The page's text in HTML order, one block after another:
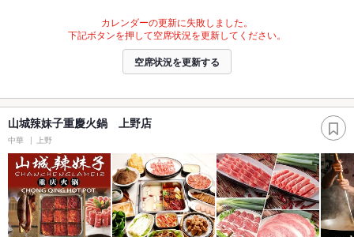
カレンダーの更新に失敗しました。
下記ボタンを押して空席状況を更新してください。
空席状況を更新する
山城辣妹子重慶火鍋 上野店
中華 上野